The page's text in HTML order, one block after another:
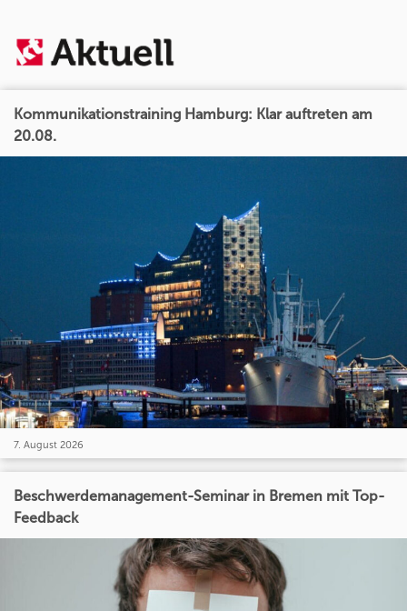
Kommunikationstraining Hamburg: Klar auftreten am
20.08.
7. August 2026
Beschwerdemanagement-Seminar in Bremen mit Top-
Feedback